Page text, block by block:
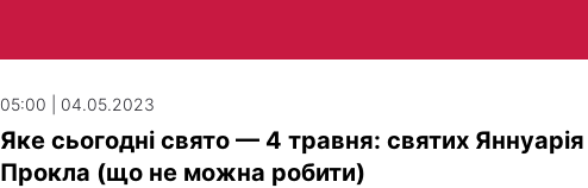
05:00 | 04.05.2023
Яке сьогодні свято — 4 травня: святих Яннуарія
Прокла (що не можна робити)